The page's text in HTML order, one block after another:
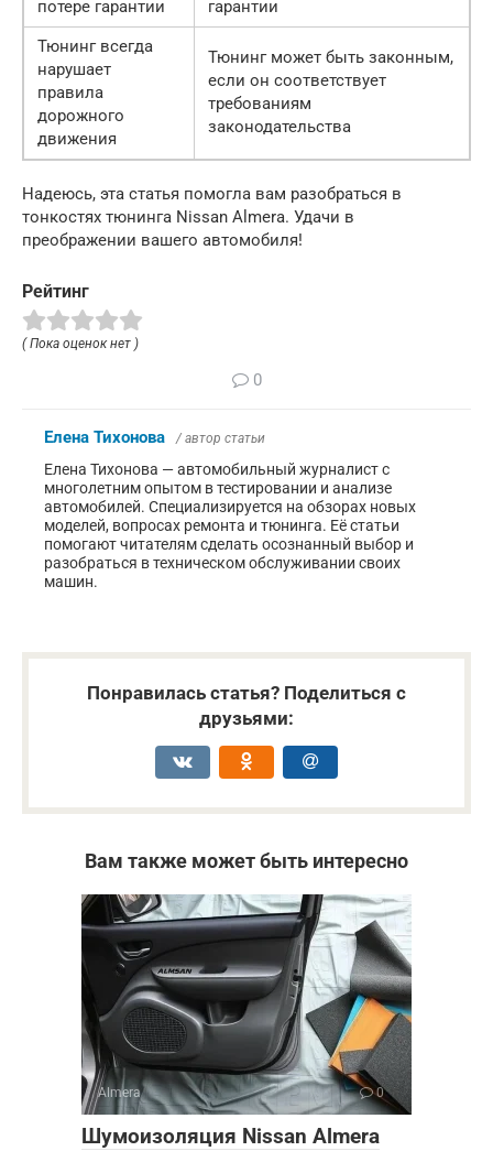
потере гарантии
гарантии
Тюнинг всегда
нарушает
правила
дорожного
движения
Тюнинг может быть законным,
если он соответствует
требованиям
законодательства
Надеюсь, эта статья помогла вам разобраться в
тонкостях тюнинга Nissan Almera. Удачи в
преображении вашего автомобиля!
Рейтинг
( Пока оценок нет )
0
Елена Тихонова / автор статьи
Елена Тихонова — автомобильный журналист с
многолетним опытом в тестировании и анализе
автомобилей. Специализируется на обзорах новых
моделей, вопросах ремонта и тюнинга. Её статьи
помогают читателям сделать осознанный выбор и
разобраться в техническом обслуживании своих
машин.
Понравилась статья? Поделиться с
друзьями:
Вам также может быть интересно
Almera 0
Шумоизоляция Nissan Almera